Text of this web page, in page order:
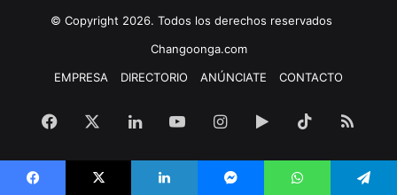
© Copyright 2026. Todos los derechos reservados
Changoonga.com
EMPRESA
DIRECTORIO ANÚNCIATE CONTACTO
Facebook LinkedInYouTubeInstagram
Google
Play
TikTokRSS